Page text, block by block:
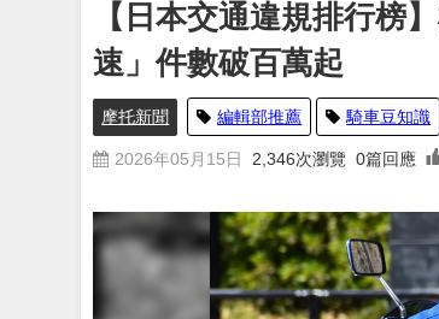
【日本交通違規排行榜
速」件數破百萬起
摩托新聞 編輯部推薦 騎車豆知識
2026年05月15日 2,346次瀏覽 0篇回應